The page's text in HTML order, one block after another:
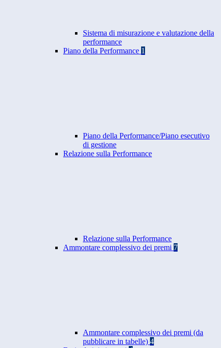
Sistema di misurazione e valutazione della
performance
Piano della Performance 1
Piano della Performance/Piano esecutivo
di gestione
Relazione sulla Performance
Relazione sulla Performance
Ammontare complessivo dei premi 7
Ammontare complessivo dei premi (da
pubblicare in tabelle) 4